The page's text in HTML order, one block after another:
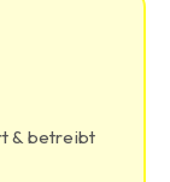
& betreibt